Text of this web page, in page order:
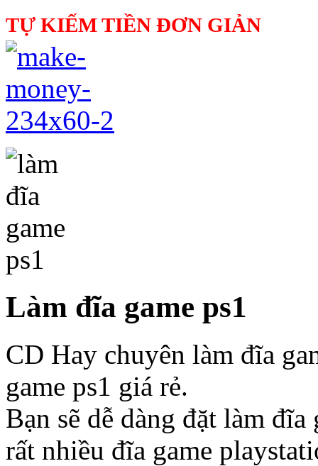
TỰ KIẾM TIỀN ĐƠN GIẢN
Làm đĩa game ps1
CD Hay chuyên làm đĩa
game ps1 giá rẻ.
Bạn sẽ dễ dàng đặt làm
rất nhiều đĩa game